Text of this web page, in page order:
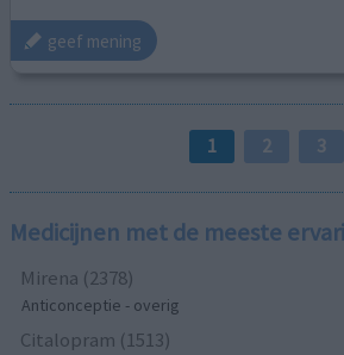
geef mening
1 2 3
Medicijnen met de meeste
Mirena (2378)
Anticonceptie - overig
Citalopram (1513)